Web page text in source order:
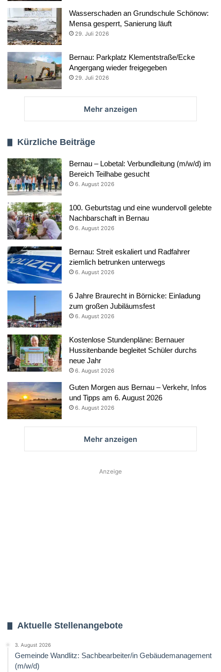
Wasserschaden an Grundschule Schönow:
Mensa gesperrt, Sanierung läuft
29. Juli 2026
Bernau: Parkplatz Klementstraße/Ecke
Angergang wieder freigegeben
29. Juli 2026
Mehr anzeigen
Kürzliche Beiträge
Bernau – Lobetal: Verbundleitung (m/w/d) im
Bereich Teilhabe gesucht
6. August 2026
100. Geburtstag und eine wundervoll gelebte
Nachbarschaft in Bernau
6. August 2026
Bernau: Streit eskaliert und Radfahrer
ziemlich betrunken unterwegs
6. August 2026
6 Jahre Braurecht in Börnicke: Einladung
zum großen Jubiläumsfest
6. August 2026
Kostenlose Stundenpläne: Bernauer
Hussitenbande begleitet Schüler durchs
neue Jahr
6. August 2026
Guten Morgen aus Bernau – Verkehr, Infos
und Tipps am 6. August 2026
6. August 2026
Mehr anzeigen
Anzeige
Aktuelle Stellenangebote
3. August 2026
Gemeinde Wandlitz: Sachbearbeiter/in Gebäudemanagement
(m/w/d)